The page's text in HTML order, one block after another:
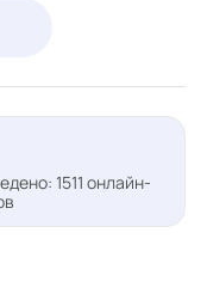
1511 онлайн-